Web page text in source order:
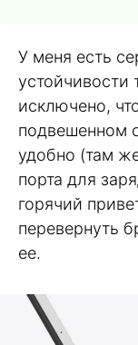
У меня есть
устойчивости
исключено,
подвешенном
удобно (там
порта для
горячий
перевернуть
ее.